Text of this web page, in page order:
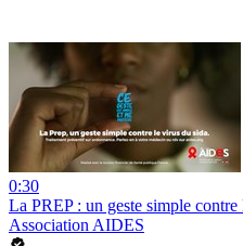
0:30
La PREP : un geste simple
Association AIDES